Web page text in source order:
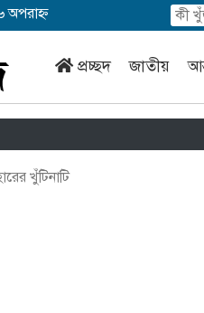
প্রচ্ছদ জাতীয়
খুঁটিনাটি